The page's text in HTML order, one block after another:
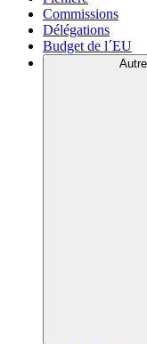
Commissions
Délégations
Budget de l´EU